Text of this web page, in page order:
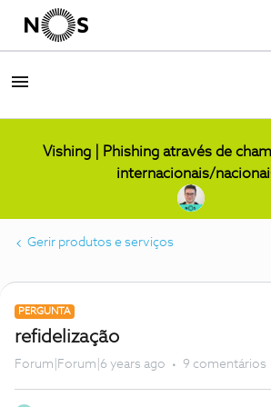
Vishing | Phishing através de
internacionais/
Gerir produtos e serviços
PERGUNTA
refidelização
Forum|Forum|6 years ago 9 comentários